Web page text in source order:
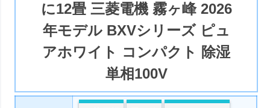
に12畳 三菱電機 霧ヶ峰 2026
年モデル BXVシリーズ ピュ
アホワイト コンパクト 除湿
単相100V